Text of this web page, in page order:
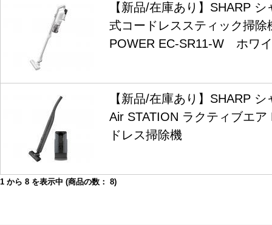
【新品/在庫あり】SHARP
式コードレススティック掃
POWER EC-SR11-W ホワ
【新品/在庫あり】SHARP
Air STATION ラクティブエ
ドレス掃除機
1 から 8 を表示中 (商品の数： 8)